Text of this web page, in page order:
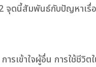
จุดนี้สัมพันธ์กับปัญหาเรื่
ารเข้าใจผู้อื่น การใช้